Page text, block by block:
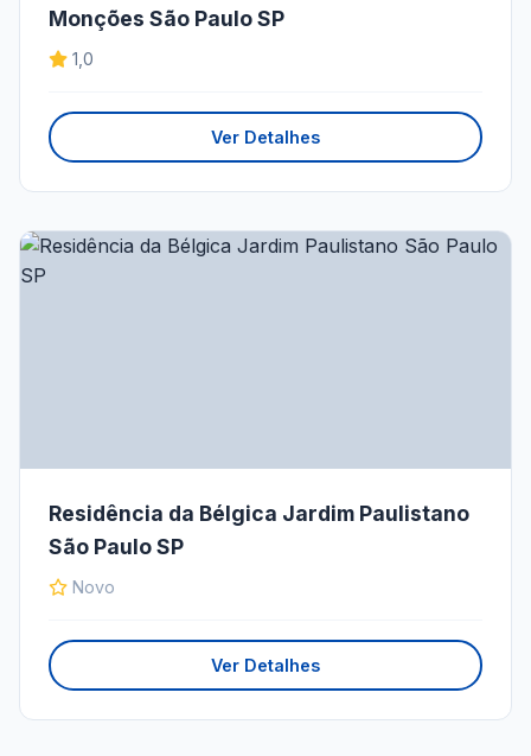
Monções São Paulo SP
1,0
Ver Detalhes
Residência da Bélgica Jardim Paulistano
São Paulo SP
Novo
Ver Detalhes